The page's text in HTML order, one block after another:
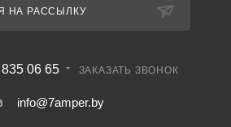
НА РАССЫЛКУ
06 65 ЗАКАЗАТЬ ЗВОНОК
info@7amper.by